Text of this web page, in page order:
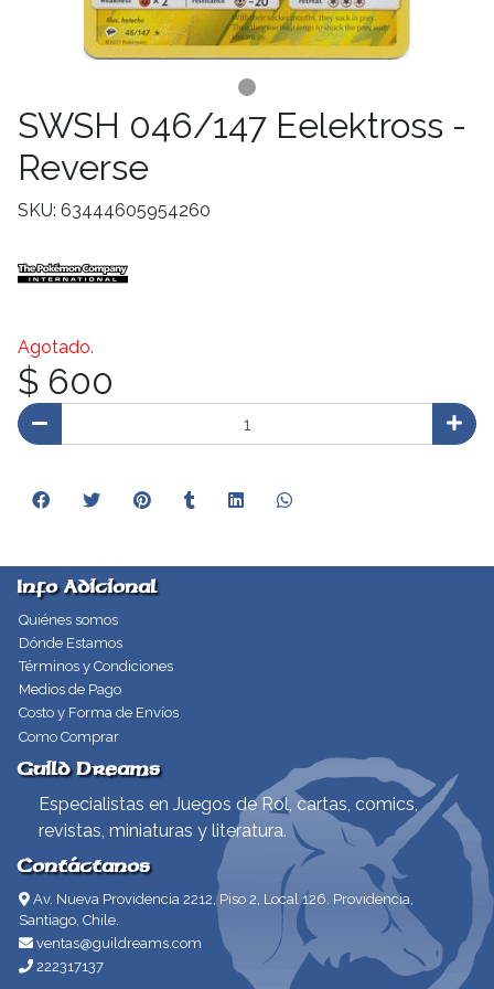
SWSH 046/147 Eelektross -
Reverse
SKU: 63444605954260
Agotado.
$ 600
Info Adicional
Quiénes somos
Dónde Estamos
Términos y Condiciones
Medios de Pago
Costo y Forma de Envíos
Como Comprar
Guild Dreams
Especialistas en Juegos de Rol, cartas, comics,
revistas, miniaturas y literatura.
Contáctanos
Av. Nueva Providencia 2212, Piso 2, Local 126. Providencia,
Santiago, Chile.
ventas@guildreams.com
222317137